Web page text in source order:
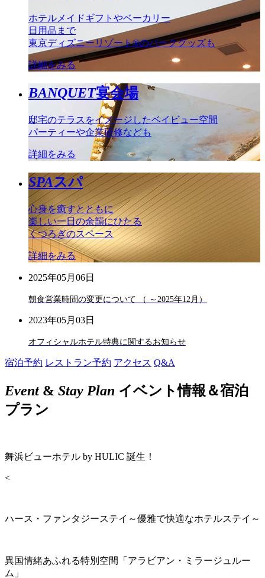
ホテルメイドギフトやベーカリー
日用品まで
東京ディズニーリゾート®のパークグッズも
詳細をみる
BANQUET宴会場
邸宅のテラスをイメージしたベイビュー空間
パーティーや企業研修なども
詳細をみる
SPAスパ
心身を癒すとともに
楽しい一日の余韻にひたる
くつろぎのスペース
詳細をみる
2025年05月06日
朝食営業時間の変更について （ ～2025年12月）
2023年05月03日
オフィシャルホテル特典に関するお知らせ
宿泊予約 レストラン予約 アクセス Q&A
Event& Stay Plan イベント情報＆宿泊
プラン
舞浜ビューホテル by HULIC 誕生！
<
ハース・ファンタジーステイ～優雅で快適なホテルステイ～
異国情緒あふれる特別空間「アラビアン・ミラージュルー
ム」